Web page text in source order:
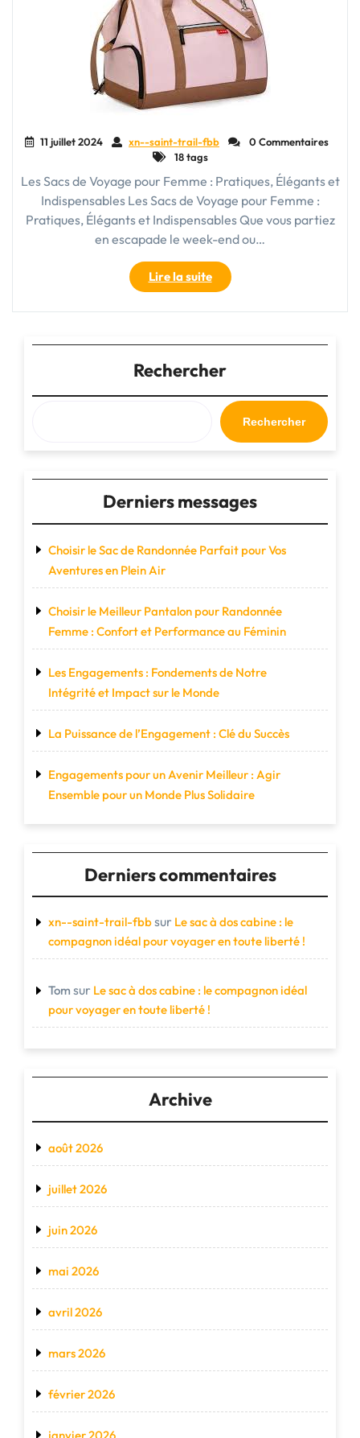
11 juillet 2024 xn--saint-trail-fbb
0 Commentaires
18 tags
Les Sacs de Voyage pour Femme : Pratiques, Élégants et
Indispensables Les Sacs de Voyage pour Femme :
Pratiques, Élégants et Indispensables Que vous partiez
en escapade le week-end ou…
Lire la suite"Les
Indispensables
Sacs
Voyage
pour
Femme
:
Pratiques
et
Rechercher
Rechercher
Derniers messages
Choisir le Sac de Randonnée Parfait pour Vos
Aventures en Plein Air
Choisir le Meilleur Pantalon pour Randonnée
Femme : Confort et Performance au Féminin
Les Engagements : Fondements de Notre
Intégrité et Impact sur le Monde
La Puissance de l’Engagement : Clé du Succès
Engagements pour un Avenir Meilleur : Agir
Ensemble pour un Monde Plus Solidaire
Derniers commentaires
xn--saint-trail-fbbsur Le sac à dos cabine : le
compagnon idéal pour voyager en toute liberté !
Tom sur Le sac à dos cabine : le compagnon idéal
pour voyager en toute liberté !
Archive
août 2026
juillet 2026
juin 2026
mai 2026
avril 2026
mars 2026
février 2026